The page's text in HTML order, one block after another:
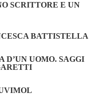
SCRITTORE E UN
BATTISTELLA
D’UN UOMO. SAGGI